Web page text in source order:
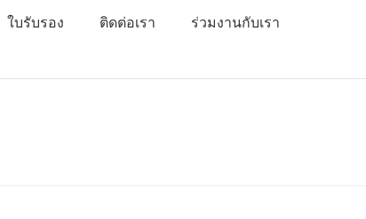
ใบรับรอง ติดต่อเรา ร่วมงานกับเรา